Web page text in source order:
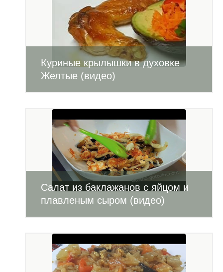
Куриные крылышки в духовке
Желтые (видео)
Салат из баклажанов с яйцом и
плавленым сыром (видео)